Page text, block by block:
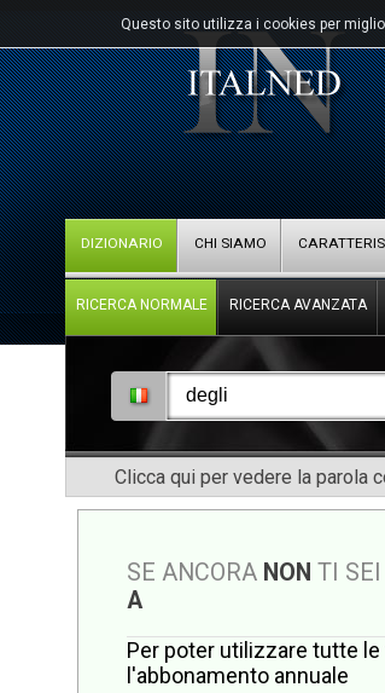
Questo sito utilizza i cookies per
DIZIONARIO CHI SIAMO
RICERCA NORMALE RICERCA AVANZATA
Clicca qui per vedere la parola
SE ANCORA NON TI SEI
A
Per poter utilizzare tutte
l'abbonamento annuale